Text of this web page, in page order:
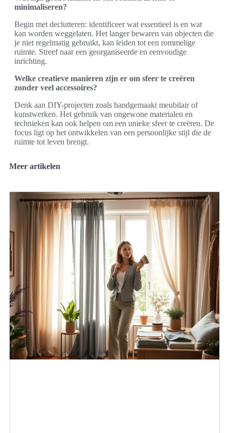
minimaliseren?
Begin met declutteren: identificeer wat essentieel is en wat
kan worden weggelaten. Het langer bewaren van objecten die
je niet regelmatig gebruikt, kan leiden tot een rommelige
ruimte. Streef naar een georganiseerde en eenvoudige
inrichting.
Welke creatieve manieren zijn er om sfeer te creëren
zonder veel accessoires?
Denk aan DIY-projecten zoals handgemaakt meubilair of
kunstwerken. Het gebruik van ongewone materialen en
technieken kan ook helpen om een unieke sfeer te creëren. De
focus ligt op het ontwikkelen van een persoonlijke stijl die de
ruimte tot leven brengt.
Meer artikelen